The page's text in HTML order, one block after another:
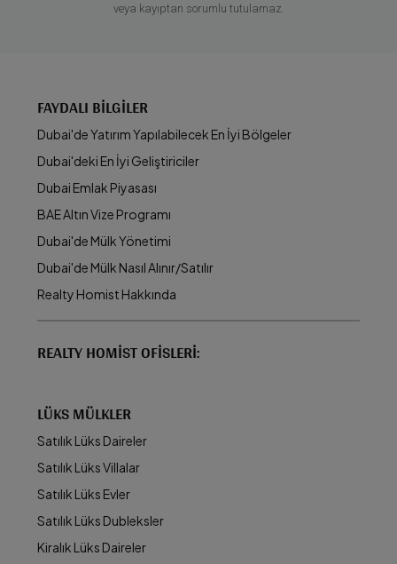
veya kayıptan sorumlu tutulamaz.
FAYDALI BILGILER
Dubai'de Yatırım Yapılabilecek En İyi Bölgeler
Dubai'deki En İyi Geliştiriciler
Dubai Emlak Piyasası
BAE Altın Vize Programı
Dubai'de Mülk Yönetimi
Dubai'de Mülk Nasıl Alınır/Satılır
Realty Homist Hakkında
REALTY HOMIST OFISLERI:
LÜKS MÜLKLER
Satılık Lüks Daireler
Satılık Lüks Villalar
Satılık Lüks Evler
Satılık Lüks Dubleksler
Kiralık Lüks Daireler